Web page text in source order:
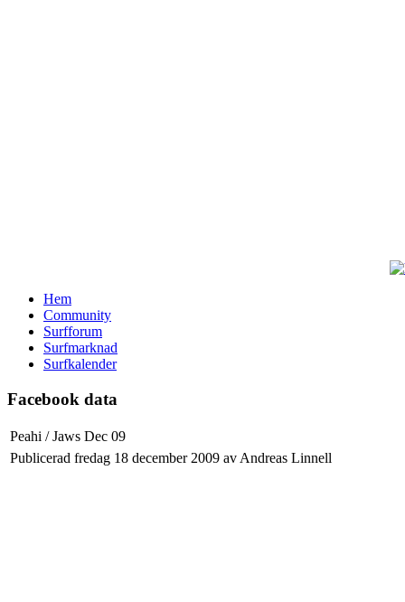
Hem
Community
Surfforum
Surfmarknad
Surfkalender
Facebook data
Peahi / Jaws Dec 09
Publicerad fredag 18 december 2009 av Andreas Linnell